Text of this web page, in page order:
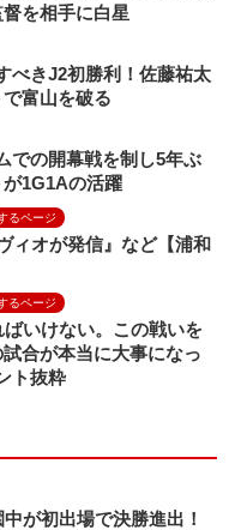
を相手に白星
べきJ2初勝利！佐藤祐太
富山を破る
での開幕戦を制し5年ぶ
1G1Aの活躍
るページ
ィオが発信』など【浦和
るページ
いけない。この戦いを
合が本当に大事になっ
ト抜粋
が初出場で決勝進出！